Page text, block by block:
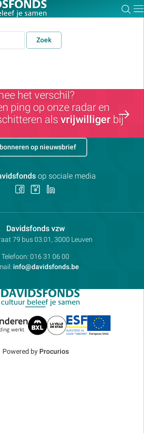
Zoek
het verschil?
ping op onze radar en
als vrijwilliger bij
Davidsfonds vzwContactpersoon:
79 bus 03.01, 3000 Leuven
Telefoon: 016 31 06 00
info@davidsfonds.be
op nieuwsbrief
op sociale media
Volg
ons
Facebook
Volg
Instagram
LinkedIn
Powered by Procurios